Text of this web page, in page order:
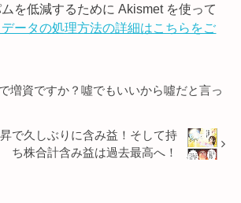
を低減するために Akismet を使って
ータの処理方法の詳細はこちらをご
増資ですか？噓でもいいから噓だと言っ
で久しぶりに含み益！そして持
ち株合計含み益は過去最高へ！